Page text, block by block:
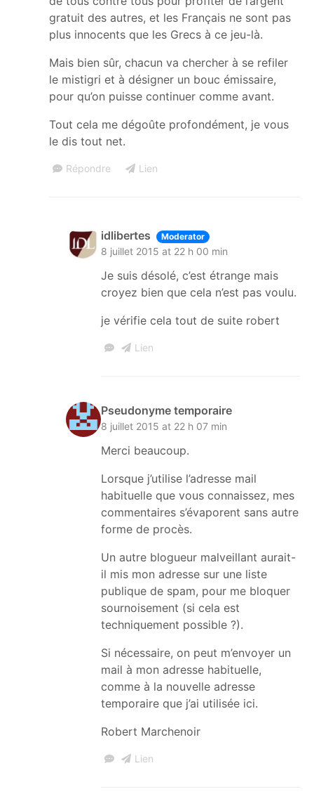
gratuit des autres, et les Français ne sont pas
plus innocents que les Grecs à ce jeu-là.
Mais bien sûr, chacun va chercher à se refiler
le mistigri et à désigner un bouc émissaire,
pour qu’on puisse continuer comme avant.
Tout cela me dégoûte profondément, je vous
le dis tout net.
Répondre Lien
idlibertes Moderator
8 juillet 2015 at 22 h 00 min
Je suis désolé, c’est étrange mais
croyez bien que cela n’est pas voulu.
je vérifie cela tout de suite robert
Lien
Pseudonyme temporaire
8 juillet 2015 at 22 h 07 min
Merci beaucoup.
Lorsque j’utilise l’adresse mail
habituelle que vous connaissez, mes
commentaires s’évaporent sans autre
forme de procès.
Un autre blogueur malveillant aurait-
il mis mon adresse sur une liste
publique de spam, pour me bloquer
sournoisement (si cela est
techniquement possible ?).
Si nécessaire, on peut m’envoyer un
mail à mon adresse habituelle,
comme à la nouvelle adresse
temporaire que j’ai utilisée ici.
Robert Marchenoir
Lien